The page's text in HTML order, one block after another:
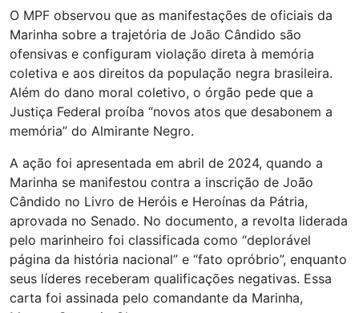
O MPF observou que as manifestações de oficiais da
Marinha sobre a trajetória de João Cândido são
ofensivas e configuram violação direta à memória
coletiva e aos direitos da população negra brasileira.
Além do dano moral coletivo, o órgão pede que a
Justiça Federal proíba “novos atos que desabonem a
memória” do Almirante Negro.
A ação foi apresentada em abril de 2024, quando a
Marinha se manifestou contra a inscrição de João
Cândido no Livro de Heróis e Heroínas da Pátria,
aprovada no Senado. No documento, a revolta liderada
pelo marinheiro foi classificada como “deplorável
página da história nacional” e “fato opróbrio”, enquanto
seus líderes receberam qualificações negativas. Essa
carta foi assinada pelo comandante da Marinha,